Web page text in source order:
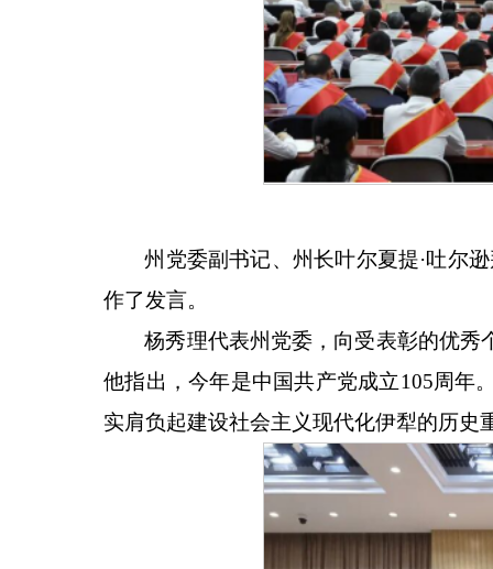
州党委副书记、州长叶尔夏提·吐尔
作了发言。
杨秀理代表州党委，向受表彰的优秀
他指出，今年是中国共产党成立105周年
实肩负起建设社会主义现代化伊犁的历